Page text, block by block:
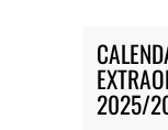
2025/